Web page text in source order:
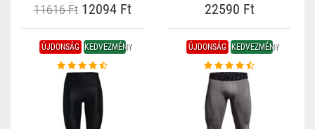
11616 Ft12094 Ft 22590 Ft
ÚJDONSÁG KEDVEZMÉNY ÚJDONSÁG KEDVEZMÉNY